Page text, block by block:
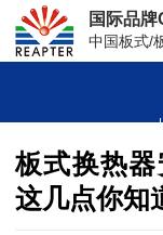
国际品
中国板式/
板式换热器
这几点你知